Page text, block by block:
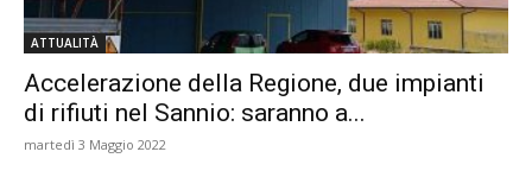
ATTUALITÀ
Accelerazione della Regione, due impianti
di rifiuti nel Sannio: saranno a...
martedì 3 Maggio 2022